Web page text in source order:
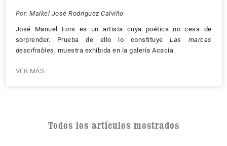
Por: Maikel José Rodríguez Calviño
José Manuel Fors es un artista cuya poética no cesa de
sorprender. Prueba de ello lo constituyeLas marcas
descifrables , muestra exhibida en la galería Acacia.
VER MÁS
Todos los artículos mostrados